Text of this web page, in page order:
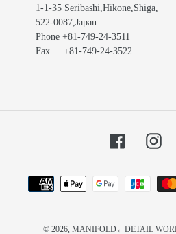
1-1-35 Seribashi,Hikone,Shiga,
522-0087,Japan
Phone +81-749-24-3511
Fax +81-749-24-3522
Facebook
お
支
© 2026, MANIFOLD←DETAIL